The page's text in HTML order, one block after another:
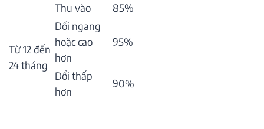
Từ 12 đến
24 tháng
Thu vào
85%
Đổi ngang
hoặc cao
hơn
95%
Đổi thấp
hơn
90%